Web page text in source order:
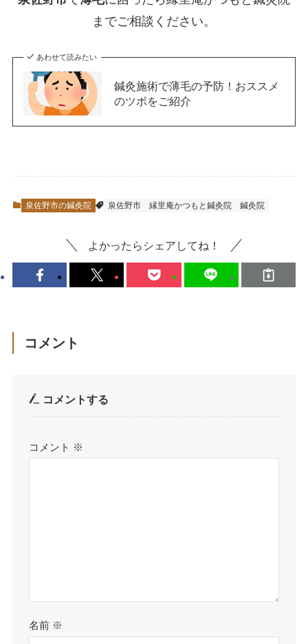
までご相談ください。
あわせて読みたい
鍼灸施術で薄毛の予防！おススメ
のツボをご紹介
泉佐野市の鍼灸院 泉佐野市 縁里庵かつもと鍼灸院 鍼灸院
よかったらシェアしてね！
コメント
コメントする
コメント ※
名前 ※